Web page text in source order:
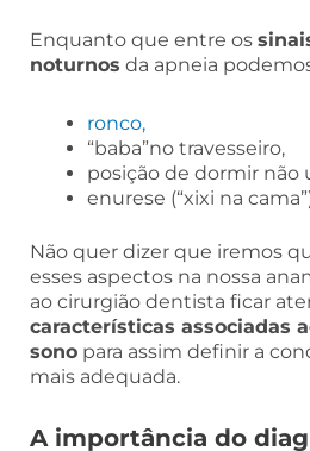
Enquanto que entre os
noturnos da apneia
ronco,
“baba”no travesseiro,
posição de dormir não
enurese (“xixi na
Não quer dizer que iremos
esses aspectos na nossa
ao cirurgião dentista ficar
características associadas
sono para assim definir a
mais adequada.
A importância do